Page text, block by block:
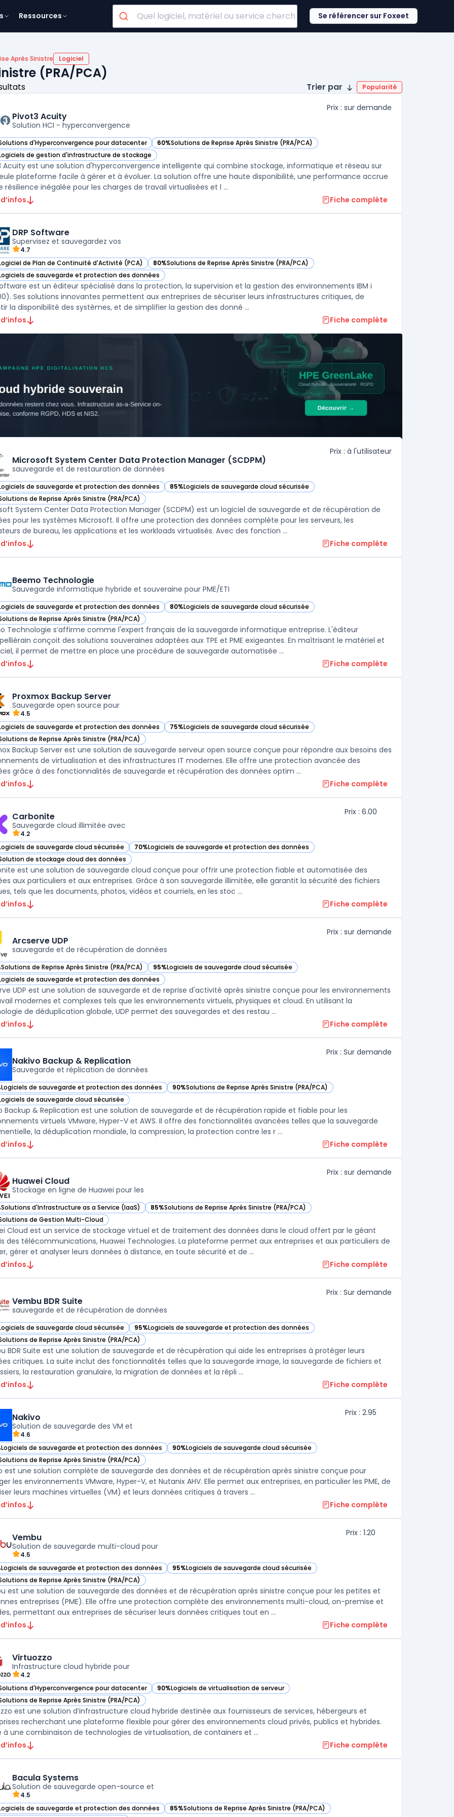
Ressources Se référencer sur Foxeet
Après Sinistre Logiciel
(PRA/PCA)
Trier par Popularité
Pivot3 Acuity
Solution HCI - hyperconvergence
Prix : sur demande
d'Hyperconvergence pour datacenter
Pivot3 Acuity dans cette catégorie 60%Solutions de Reprise Après Sinistre (PRA/PCA)
— voir Pivot3 Acuity dans cette catégorie
de gestion d'infrastructure de stockage
Pivot3 Acuity dans cette catégorie
Acuity est une solution d'hyperconvergence intelligente qui combine stockage, informatique et réseau sur
plateforme facile à gérer et à évoluer. La solution offre une haute disponibilité, une performance accrue
résilience inégalée pour les charges de travail virtualisées et l ...
Fiche complète
DRP Software
Supervisez et sauvegardez vos
4.7
de Plan de Continuité d'Activité (PCA)
DRP Software dans cette catégorie 80%Solutions de Reprise Après Sinistre (PRA/PCA)
— voir DRP Software dans cette catégorie
de sauvegarde et protection des données
DRP Software dans cette catégorie
est un éditeur spécialisé dans la protection, la supervision et la gestion des environnements IBM i
Ses solutions innovantes permettent aux entreprises de sécuriser leurs infrastructures critiques, de
la disponibilité des systèmes, et de simplifier la gestion des donné ...
Fiche complète
Microsoft System Center Data Protection Manager (SCDPM)
sauvegarde et de restauration de données
Prix : à l'utilisateur
de sauvegarde et protection des données
Microsoft System Center Data Protection Manager (SCDPM) dans cette catégorie
85%Logiciels de sauvegarde cloud sécurisée
— voir Microsoft System Center Data Protection Manager (SCDPM) dans cette catégorie
de Reprise Après Sinistre (PRA/PCA)
Microsoft System Center Data Protection Manager (SCDPM) dans cette catégorie
System Center Data Protection Manager (SCDPM) est un logiciel de sauvegarde et de récupération de
pour les systèmes Microsoft. Il offre une protection des données complète pour les serveurs, les
de bureau, les applications et les workloads virtualisés. Avec des fonction ...
Fiche complète
Beemo Technologie
Sauvegarde informatique hybride et souveraine pour PME/ETI
de sauvegarde et protection des données
Beemo Technologie dans cette catégorie 80%Logiciels de sauvegarde cloud sécurisée
— voir Beemo Technologie dans cette catégorie
de Reprise Après Sinistre (PRA/PCA)
Beemo Technologie dans cette catégorie
Technologie s’affirme comme l'expert français de la sauvegarde informatique entreprise. L'éditeur
conçoit des solutions souveraines adaptées aux TPE et PME exigeantes. En maîtrisant le matériel et
le logiciel, il permet de mettre en place une procédure de sauvegarde automatisée ...
Fiche complète
Proxmox Backup Server
Sauvegarde open source pour
4.5
de sauvegarde et protection des données
Proxmox Backup Server dans cette catégorie 75%Logiciels de sauvegarde cloud sécurisée
— voir Proxmox Backup Server dans cette catégorie
de Reprise Après Sinistre (PRA/PCA)
Proxmox Backup Server dans cette catégorie
Backup Server est une solution de sauvegarde serveur open source conçue pour répondre aux besoins des
de virtualisation et des infrastructures IT modernes. Elle offre une protection avancée des
grâce à des fonctionnalités de sauvegarde et récupération des données optim ...
Fiche complète
Carbonite
Sauvegarde cloud illimitée avec
4.2
Prix : 6.00
de sauvegarde cloud sécurisée
Carbonite dans cette catégorie 70%Logiciels de sauvegarde et protection des données
— voir Carbonite dans cette catégorie
de stockage cloud des données
Carbonite dans cette catégorie
est une solution de sauvegarde cloud conçue pour offrir une protection fiable et automatisée des
aux particuliers et aux entreprises. Grâce à son sauvegarde illimitée, elle garantit la sécurité des fichiers
tels que les documents, photos, vidéos et courriels, en les stoc ...
Fiche complète
Arcserve UDP
sauvegarde et de récupération de données
Prix : sur demande
Solutions de Reprise Après Sinistre (PRA/PCA)
Arcserve UDP dans cette catégorie 95%Logiciels de sauvegarde cloud sécurisée
— voir Arcserve UDP dans cette catégorie
de sauvegarde et protection des données
Arcserve UDP dans cette catégorie
UDP est une solution de sauvegarde et de reprise d'activité après sinistre conçue pour les environnements
modernes et complexes tels que les environnements virtuels, physiques et cloud. En utilisant la
de déduplication globale, UDP permet des sauvegardes et des restau ...
Fiche complète
Nakivo Backup & Replication
Sauvegarde et réplication de données
Prix : Sur demande
Logiciels de sauvegarde et protection des données
Nakivo Backup & Replication dans cette catégorie 90%Solutions de Reprise Après Sinistre (PRA/PCA)
— voir Nakivo Backup & Replication dans cette catégorie
de sauvegarde cloud sécurisée
Nakivo Backup & Replication dans cette catégorie
Backup & Replication est une solution de sauvegarde et de récupération rapide et fiable pour les
virtuels VMware, Hyper-V et AWS. Il offre des fonctionnalités avancées telles que la sauvegarde
la déduplication mondiale, la compression, la protection contre les r ...
Fiche complète
Huawei Cloud
Stockage en ligne de Huawei pour les
Prix : sur demande
Solutions d'Infrastructure as a Service (IaaS)
Huawei Cloud dans cette catégorie 85%Solutions de Reprise Après Sinistre (PRA/PCA)
— voir Huawei Cloud dans cette catégorie
de Gestion Multi-Cloud
Huawei Cloud dans cette catégorie
Cloud est un service de stockage virtuel et de traitement des données dans le cloud offert par le géant
des télécommunications, Huawei Technologies. La plateforme permet aux entreprises et aux particuliers de
gérer et analyser leurs données à distance, en toute sécurité et de ...
Fiche complète
Vembu BDR Suite
sauvegarde et de récupération de données
Prix : Sur demande
de sauvegarde cloud sécurisée
Vembu BDR Suite dans cette catégorie 95%Logiciels de sauvegarde et protection des données
— voir Vembu BDR Suite dans cette catégorie
de Reprise Après Sinistre (PRA/PCA)
Vembu BDR Suite dans cette catégorie
BDR Suite est une solution de sauvegarde et de récupération qui aide les entreprises à protéger leurs
critiques. La suite inclut des fonctionnalités telles que la sauvegarde image, la sauvegarde de fichiers et
la restauration granulaire, la migration de données et la répli ...
Fiche complète
Nakivo
Solution de sauvegarde des VM et
4.6
Prix : 2.95
Logiciels de sauvegarde et protection des données
Nakivo dans cette catégorie 90%Logiciels de sauvegarde cloud sécurisée
— voir Nakivo dans cette catégorie
de Reprise Après Sinistre (PRA/PCA)
Nakivo dans cette catégorie
est une solution complète de sauvegarde des données et de récupération après sinistre conçue pour
les environnements VMware, Hyper-V, et Nutanix AHV. Elle permet aux entreprises, en particulier les PME, de
sécuriser leurs machines virtuelles (VM) et leurs données critiques à travers ...
Fiche complète
Vembu
Solution de sauvegarde multi-cloud pour
4.5
Prix : 1.20
Logiciels de sauvegarde et protection des données
Vembu dans cette catégorie 95%Logiciels de sauvegarde cloud sécurisée
— voir Vembu dans cette catégorie
de Reprise Après Sinistre (PRA/PCA)
Vembu dans cette catégorie
est une solution de sauvegarde des données et de récupération après sinistre conçue pour les petites et
entreprises (PME). Elle offre une protection complète des environnements multi-cloud, on-premise et
permettant aux entreprises de sécuriser leurs données critiques tout en ...
Fiche complète
Virtuozzo
Infrastructure cloud hybride pour
4.2
d'Hyperconvergence pour datacenter
Virtuozzo dans cette catégorie 90%Logiciels de virtualisation de serveur
— voir Virtuozzo dans cette catégorie
de Reprise Après Sinistre (PRA/PCA)
Virtuozzo dans cette catégorie
est une solution d’infrastructure cloud hybride destinée aux fournisseurs de services, hébergeurs et
recherchant une plateforme flexible pour gérer des environnements cloud privés, publics et hybrides.
Grâce à une combinaison de technologies de virtualisation, de containers et ...
Fiche complète
Bacula Systems
Solution de sauvegarde open-source et
4.5
de sauvegarde et protection des données
Bacula Systems dans cette catégorie 85%Solutions de Reprise Après Sinistre (PRA/PCA)
— voir Bacula Systems dans cette catégorie